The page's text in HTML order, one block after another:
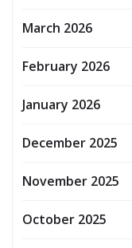
March 2026
February 2026
January 2026
December 2025
November 2025
October 2025